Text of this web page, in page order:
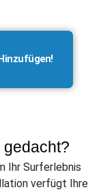
Ihr Surferlebnis
verfügt Ihre